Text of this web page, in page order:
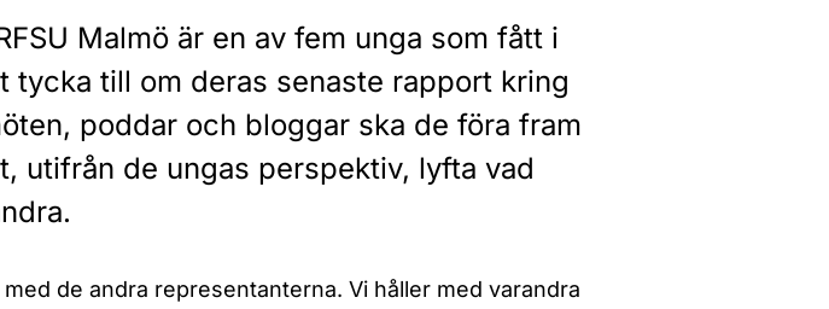
Malmö är en av fem unga som fått i
tycka till om deras senaste rapport kring
poddar och bloggar ska de föra fram
utifrån de ungas perspektiv, lyfta vad
de andra representanterna. Vi håller med varandra